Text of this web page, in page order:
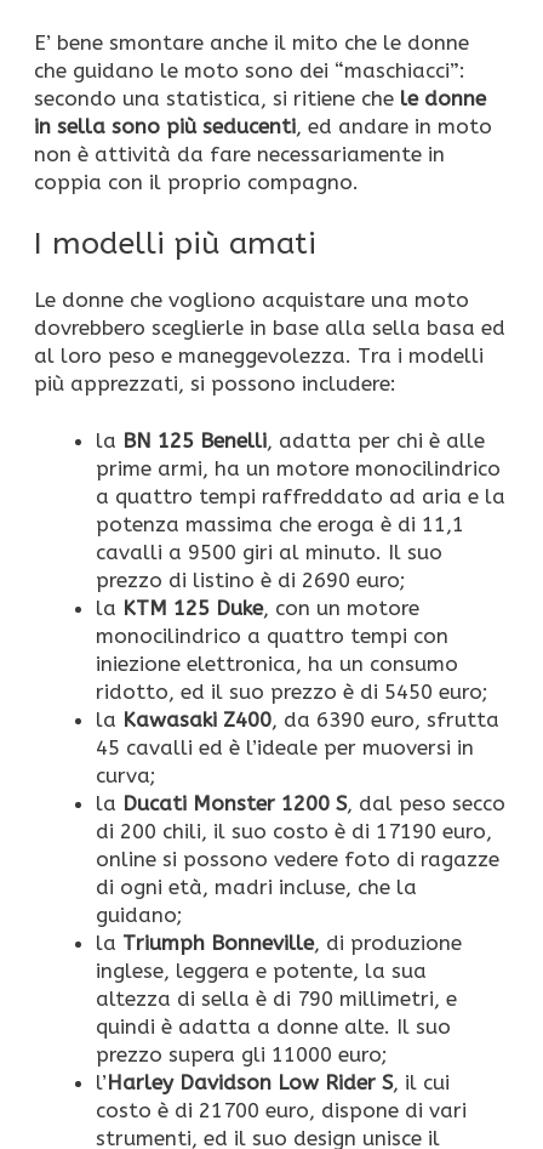
E’ bene smontare anche il mito che le donne
che guidano le moto sono dei “maschiacci”:
secondo una statistica, si ritiene che le donne
in sella sono più seducenti, ed andare in moto
non è attività da fare necessariamente in
coppia con il proprio compagno.
I modelli più amati
Le donne che vogliono acquistare una moto
dovrebbero sceglierle in base alla sella basa ed
al loro peso e maneggevolezza. Tra i modelli
più apprezzati, si possono includere:
la BN 125 Benelli, adatta per chi è alle
prime armi, ha un motore monocilindrico
a quattro tempi raffreddato ad aria e la
potenza massima che eroga è di 11,1
cavalli a 9500 giri al minuto. Il suo
prezzo di listino è di 2690 euro;
la KTM 125 Duke, con un motore
monocilindrico a quattro tempi con
iniezione elettronica, ha un consumo
ridotto, ed il suo prezzo è di 5450 euro;
la Kawasaki Z400, da 6390 euro, sfrutta
45 cavalli ed è l’ideale per muoversi in
curva;
la Ducati Monster 1200 S, dal peso secco
di 200 chili, il suo costo è di 17190 euro,
online si possono vedere foto di ragazze
di ogni età, madri incluse, che la
guidano;
la Triumph Bonneville, di produzione
inglese, leggera e potente, la sua
altezza di sella è di 790 millimetri, e
quindi è adatta a donne alte. Il suo
prezzo supera gli 11000 euro;
l’Harley Davidson Low Rider S, il cui
costo è di 21700 euro, dispone di vari
strumenti, ed il suo design unisce il